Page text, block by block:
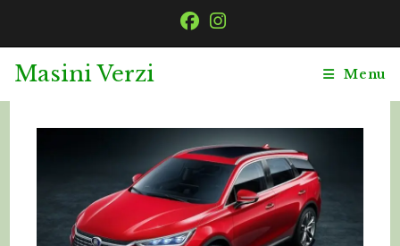
Masini Verzi Menu